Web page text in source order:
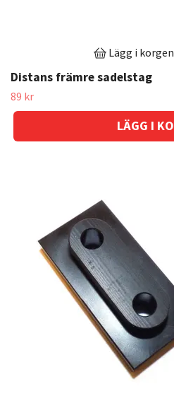
Lägg i korgen
Distans främre sadelstag
89 kr